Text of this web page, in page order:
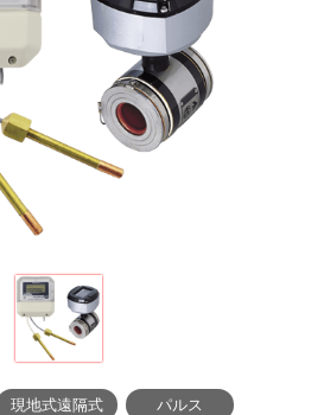
現地式遠隔式 パルス